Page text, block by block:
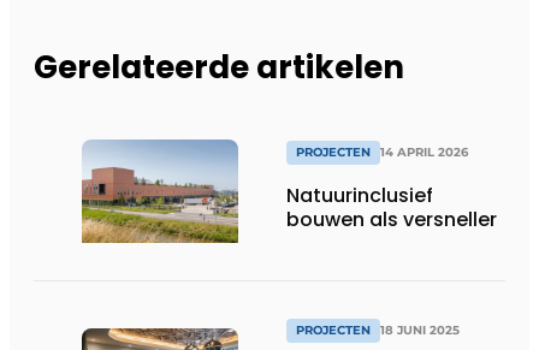
Gerelateerde artikelen
PROJECTEN 14 APRIL 2026
Natuurinclusief
bouwen als versneller
PROJECTEN 18 JUNI 2025